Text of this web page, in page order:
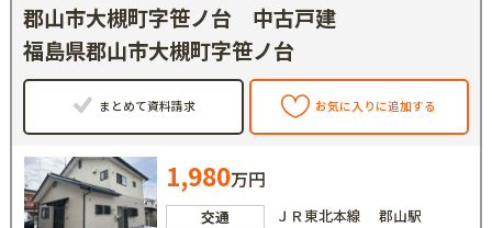
郡山市大槻町字笹ノ台 中古戸建
福島県郡山市大槻町字笹ノ台
まとめて資料請求 お気に入りに追加する
1,980万円
交通
ＪＲ東北本線 郡山駅